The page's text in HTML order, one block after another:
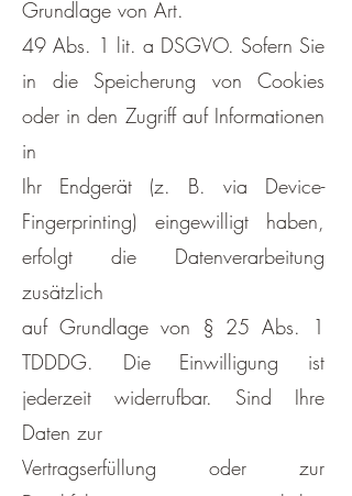
Grundlage von Art.
49 Abs. 1 lit. a DSGVO. Sofern Sie
in die Speicherung von Cookies
oder in den Zugriff auf Informationen
in
Ihr Endgerät (z. B. via Device-
Fingerprinting) eingewilligt haben,
erfolgt die Datenverarbeitung
zusätzlich
auf Grundlage von § 25 Abs. 1
TDDDG. Die Einwilligung ist
jederzeit widerrufbar. Sind Ihre
Daten zur
Vertragserfüllung oder zur